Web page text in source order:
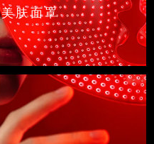
肤面罩
& balm
devices
hydration
devices
Whitening Set
device & 18% PAP gel
toothbrushes
anti-aging set
primer
& décolleté LED mask
mask
Serum
probiotic serum
Light Therapy
Serum
预计送达日期 10/8/26
预计送达日期10/8/26
预计送达日期10/8/26
预计送达日期